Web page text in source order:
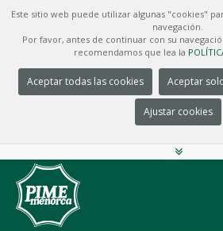
Este sitio web puede utilizar algunas "cookies"
navegación.
Por favor, antes de continuar con su
recomendamos que lea la
Aceptar todas las cookies Aceptar
Ajustar cookies